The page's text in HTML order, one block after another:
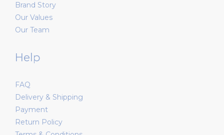
Brand Story
Our Values
Our Team
Help
FAQ
Delivery & Shipping
Payment
Return Policy